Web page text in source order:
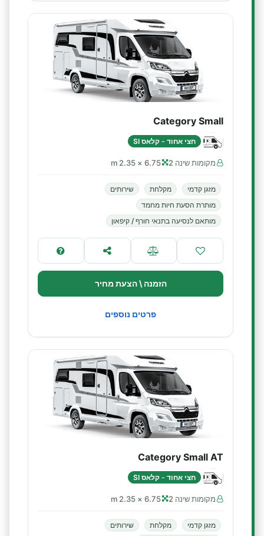
Category Small
חצי אחוד - קלאס SI
מקומות שינה 2 6.75 × 2.35 m
מזגן קדמי מקלחת
שירותים
מותרת הסעת חיות מחמד
מותאם לנסיעה בתנאי חורף / קיפאון
הזמנה \ הצעת מחיר
פרטים נוספים
Category Small AT
חצי אחוד - קלאס SI
מקומות שינה 2 6.75 × 2.35 m
מזגן קדמי מקלחת
שירותים